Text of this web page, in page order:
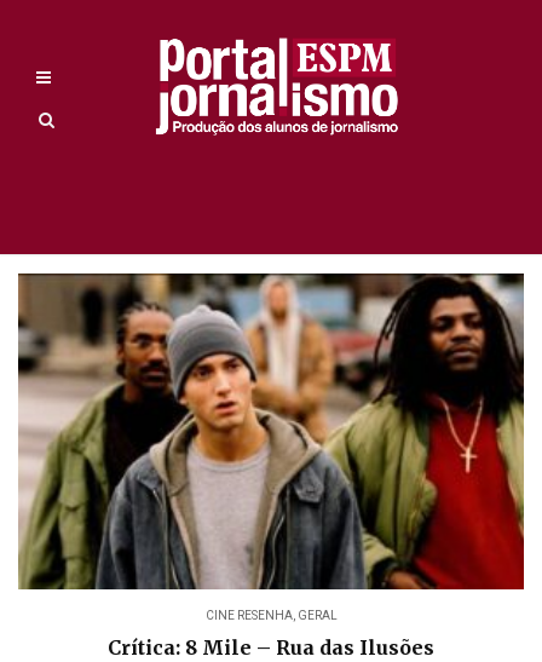
CINE RESENHA, GERAL
Crítica: 8 Mile – Rua das Ilusões